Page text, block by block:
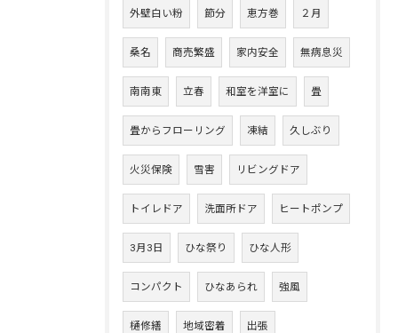
外壁白い粉 節分 恵方巻 ２月
桑名 商売繁盛 家内安全 無病息災
南南東 立春 和室を洋室に 畳
畳からフローリング 凍結 久しぶり
火災保険 雪害 リビングドア
トイレドア 洗面所ドア ヒートポンプ
3月3日 ひな祭り ひな人形
コンパクト ひなあられ 強風
樋修繕 地域密着 出張